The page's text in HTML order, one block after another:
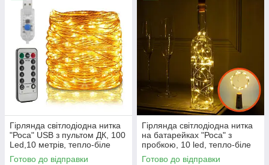
Гірлянда світлодіодна нитка
"Роса" USB з пультом ДК, 100
Led,10 метрів, тепло-біле
світло
Готово до відправки
Гірлянда світлодіодна нитка
на батарейках "Роса" з
пробкою, 10 led, тепло-біле
світло
Готово до відправки